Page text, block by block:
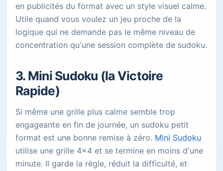
en publicités du format avec un style visuel calme.
Utile quand vous voulez un jeu proche de la
logique qui ne demande pas le même niveau de
concentration qu'une session complète de sudoku.
3. Mini Sudoku (la Victoire
Rapide)
Si même une grille plus calme semble trop
engageante en fin de journée, un sudoku petit
format est une bonne remise à zéro. Mini Sudoku
utilise une grille 4×4 et se termine en moins d'une
minute. Il garde la règle, réduit la difficulté, et